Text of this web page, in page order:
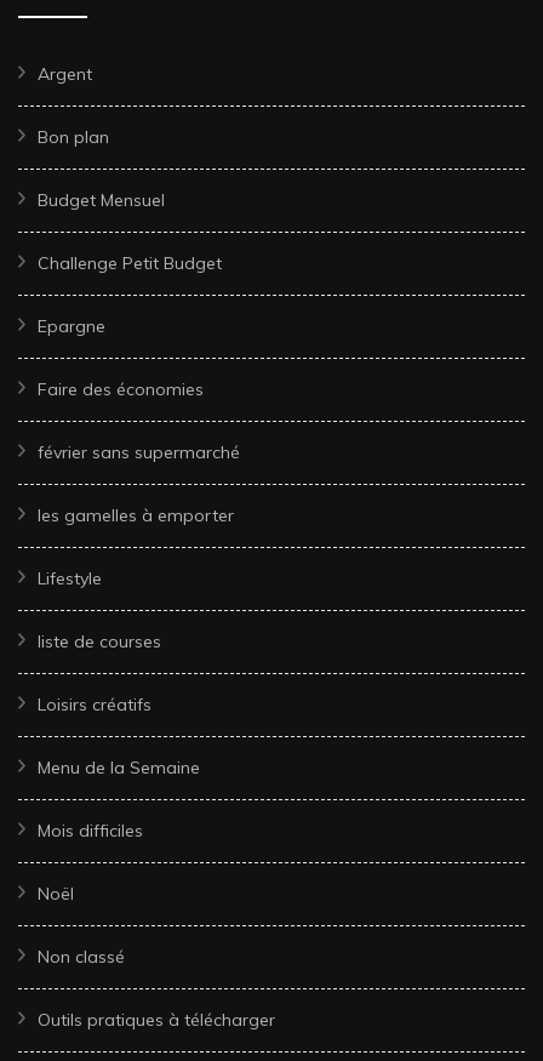
Argent
Bon plan
Budget Mensuel
Challenge Petit Budget
Epargne
Faire des économies
février sans supermarché
les gamelles à emporter
Lifestyle
liste de courses
Loisirs créatifs
Menu de la Semaine
Mois difficiles
Noël
Non classé
Outils pratiques à télécharger